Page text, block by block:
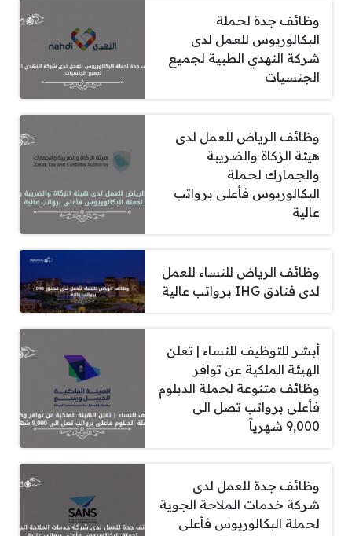
وظائف جدة لحملة
البكالوريوس للعمل لدى
شركة النهدي الطبية لجميع
الجنسيات
وظائف الرياض للعمل لدى
هيئة الزكاة والضريبة
والجمارك لحملة
البكالوريوس فأعلى برواتب
عالية
وظائف الرياض للنساء للعمل
لدى فنادق IHG برواتب عالية
أبشر للتوظيف للنساء | تعلن
الهيئة الملكية عن توافر
وظائف متنوعة لحملة الدبلوم
فأعلى برواتب تصل الى
9,000 شهرياً
وظائف جدة للعمل لدى
شركة خدمات الملاحة الجوية
لحملة البكالوريوس فأعلى